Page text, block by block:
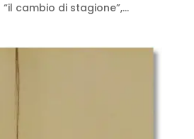
cambio di stagione”,...